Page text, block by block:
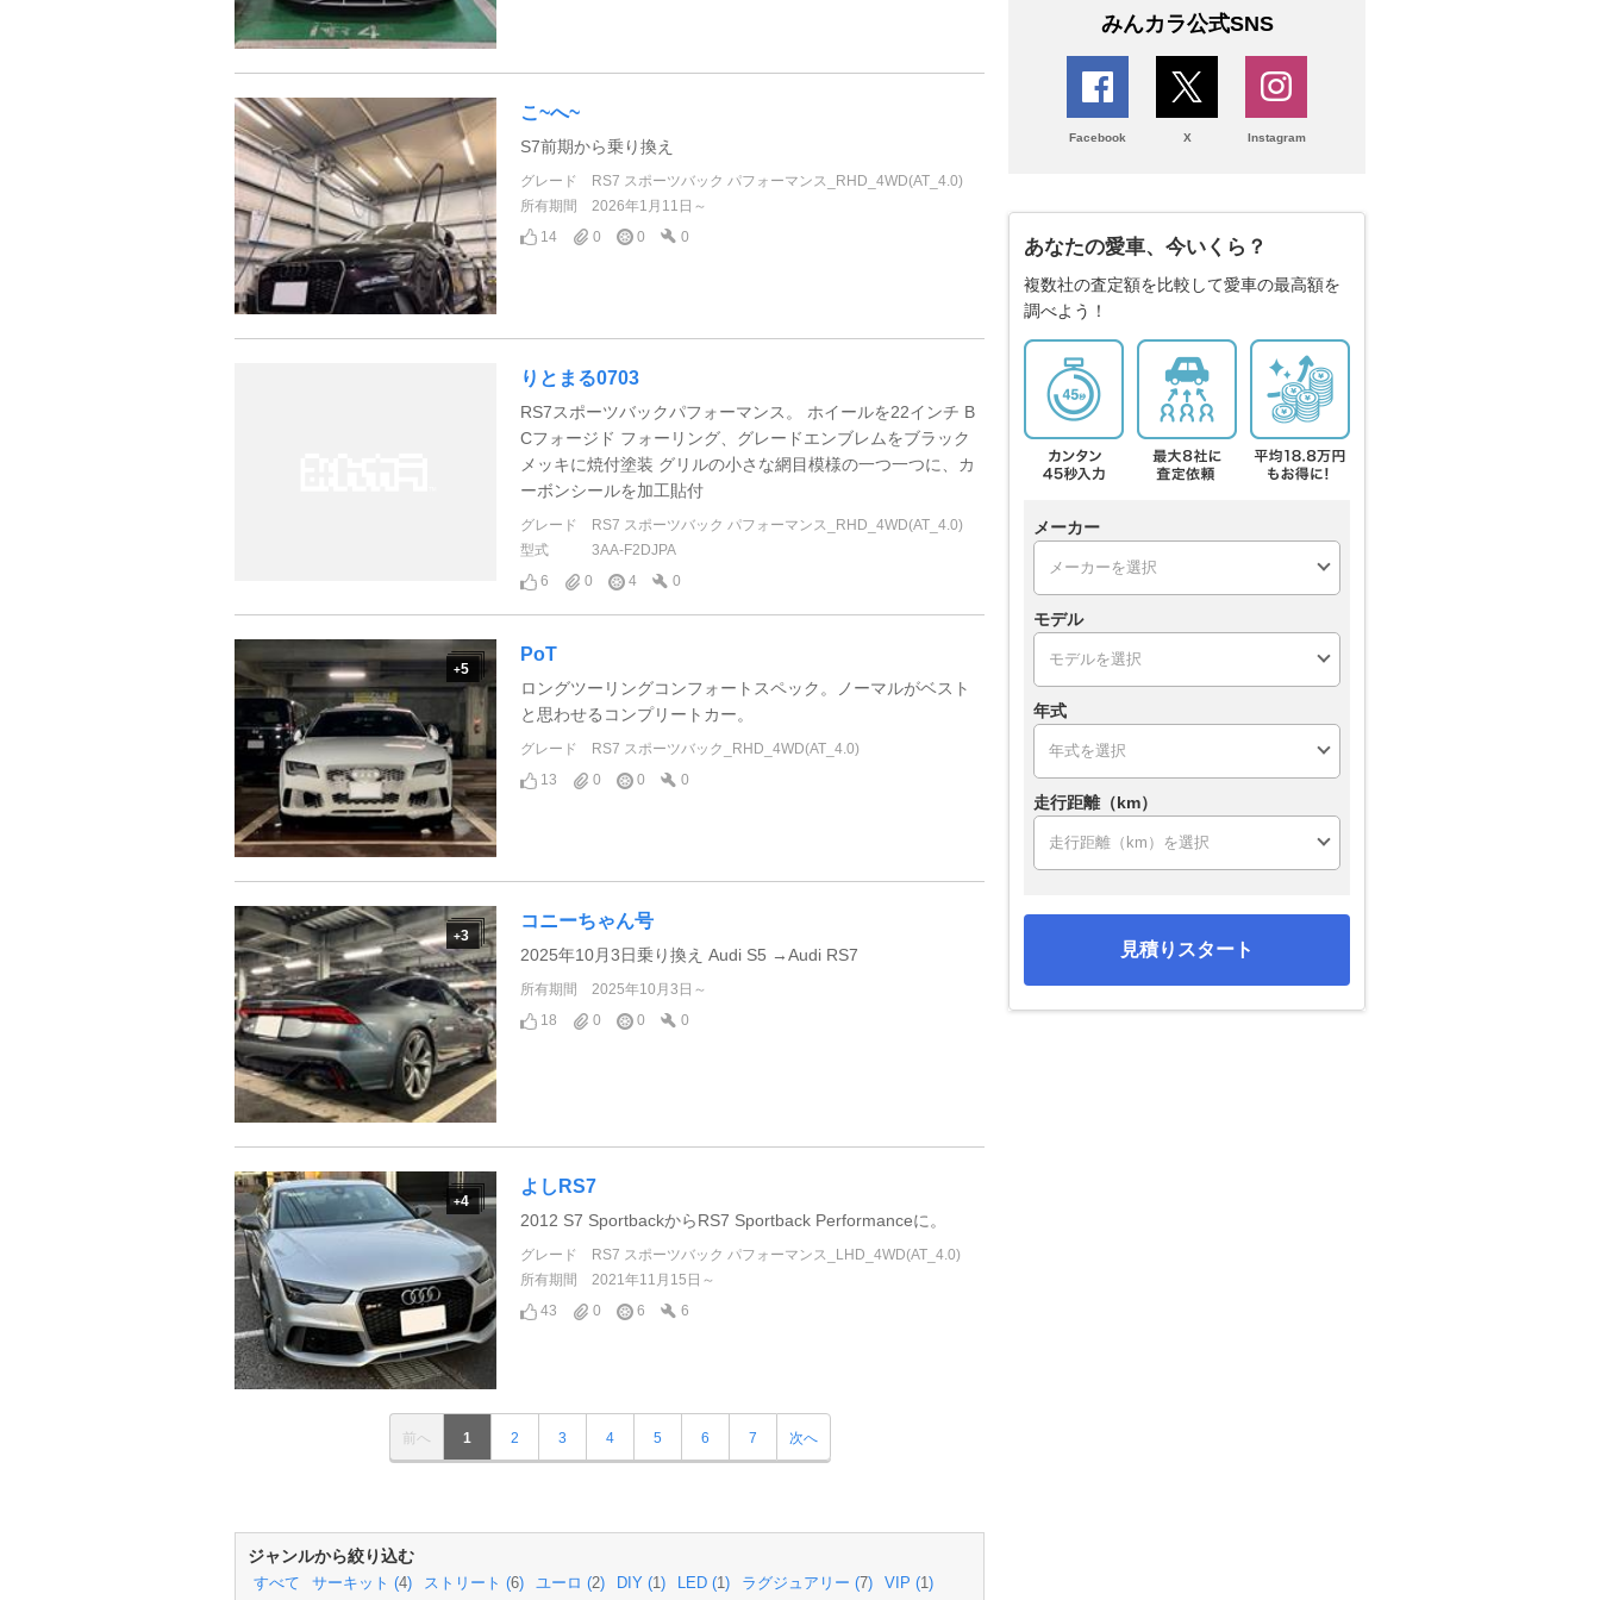
こ~へ~
S7前期から乗り換え
グレード
RS7 スポーツバック パフォーマンス_RHD_4WD(AT_4.0)
所有期間
2026年1月11日～
14
0 0 0
りとまる0703
RS7スポーツバックパフォーマンス。 ホイールを22インチ B
Cフォージド フォーリング、グレードエンブレムをブラック
メッキに焼付塗装 グリルの小さな網目模様の一つ一つに、カ
ーボンシールを加工貼付
グレード
RS7 スポーツバック パフォーマンス_RHD_4WD(AT_4.0)
型式
3AA-F2DJPA
6
0 4 0
+5
PoT
ロングツーリングコンフォートスペック。ノーマルがベスト
と思わせるコンプリートカー。
グレード
RS7 スポーツバック_RHD_4WD(AT_4.0)
13
0 0 0
+3
コニーちゃん号
2025年10月3日乗り換え Audi S5 →Audi RS7
所有期間
2025年10月3日～
18
0 0 0
+4
よしRS7
2012 S7 SportbackからRS7 Sportback Performanceに。
グレード
RS7 スポーツバック パフォーマンス_LHD_4WD(AT_4.0)
所有期間
2021年11月15日～
43
0 6 6
前へ 1 2 3 4 5 6 7 次へ
ジャンルから絞り込む
すべて サーキット (4) ストリート (6) ユーロ (2) DIY (1) LED (1) ラグジュアリー (7) VIP (1)
みんカラ公式SNS
Facebook X Instagram
あなたの愛車、今いくら？
複数社の査定額を比較して愛車の最高額を
調べよう！
メーカー
モデル
年式
走行距離（km）
見積りスタート